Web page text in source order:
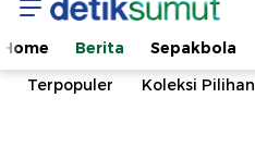
Home Berita Sepakbola
Terpopuler
Koleksi Pilihan